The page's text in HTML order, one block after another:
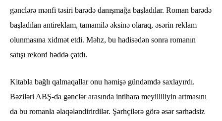
gənclərə mənfi təsiri barədə danışmağa başladılar. Roman barədə
başladılan antireklam, tamamilə əksinə olaraq, əsərin reklam
olunmasına xidmət etdi. Məhz, bu hadisədən sonra romanın
satışı rekord həddə çatdı.
Kitabla bağlı qalmaqallar onu həmişə gündəmdə saxlayırdı.
Bəziləri ABŞ-da gənclər arasında intihara meyilliliyin artmasını
da bu romanla əlaqələndirirdilər. Şərhçilərə görə əsər sərhədsiz